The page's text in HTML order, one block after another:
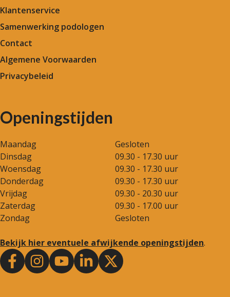
Klantenservice
Samenwerking podologen
Contact
Algemene Voorwaarden
Privacybeleid
Openingstijden
Maandag
Gesloten
Dinsdag
09.30 - 17.30 uur
Woensdag
09.30 - 17.30 uur
Donderdag
09.30 - 17.30 uur
Vrijdag
09.30 - 20.30 uur
Zaterdag
09.30 - 17.00 uur
Zondag
Gesloten
Bekijk hier eventuele afwijkende openingstijden.